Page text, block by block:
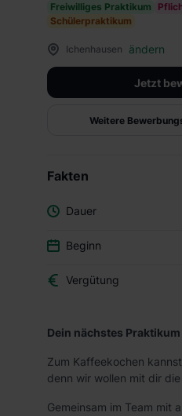
Freiwilliges Praktikum
Schülerpraktikum
Ichenhausen ändern
Jetzt
Weitere
Fakten
Dauer
Beginn
Vergütung
Dein nächstes
Zum Kaffeekochen
denn wir wollen mit dir
Gemeinsam im Team mit